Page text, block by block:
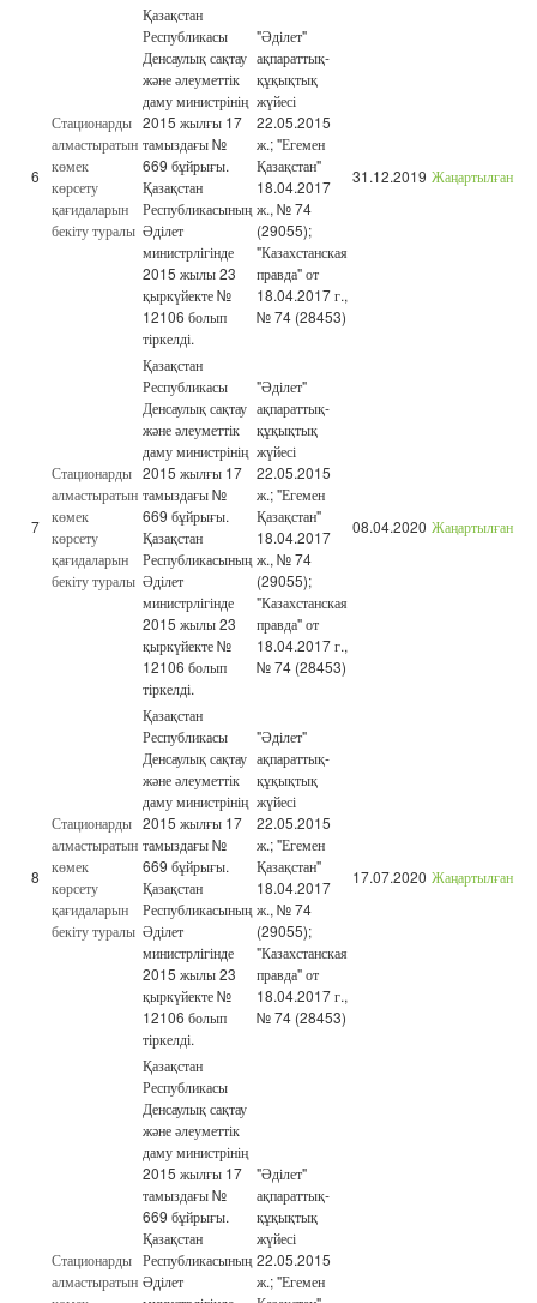
6
Стационарды
алмастыратын
көмек
көрсету
қағидаларын
бекіту туралы
Қазақстан
Республикасы
Денсаулық сақтау
және әлеуметтік
даму министрінің
2015 жылғы 17
тамыздағы №
669 бұйрығы.
Қазақстан
Республикасының
Әділет
министрлігінде
2015 жылы 23
қыркүйекте №
12106 болып
тіркелді.
"Әділет"
ақпараттық-
құқықтық
жүйесі
22.05.2015
ж.; "Егемен
Қазақстан"
18.04.2017
ж., № 74
(29055);
"Казахстанская
правда" от
18.04.2017 г.,
№ 74 (28453)
31.12.2019 Жаңартылған
7
Стационарды
алмастыратын
көмек
көрсету
қағидаларын
бекіту туралы
Қазақстан
Республикасы
Денсаулық сақтау
және әлеуметтік
даму министрінің
2015 жылғы 17
тамыздағы №
669 бұйрығы.
Қазақстан
Республикасының
Әділет
министрлігінде
2015 жылы 23
қыркүйекте №
12106 болып
тіркелді.
"Әділет"
ақпараттық-
құқықтық
жүйесі
22.05.2015
ж.; "Егемен
Қазақстан"
18.04.2017
ж., № 74
(29055);
"Казахстанская
правда" от
18.04.2017 г.,
№ 74 (28453)
08.04.2020 Жаңартылған
8
Стационарды
алмастыратын
көмек
көрсету
қағидаларын
бекіту туралы
Қазақстан
Республикасы
Денсаулық сақтау
және әлеуметтік
даму министрінің
2015 жылғы 17
тамыздағы №
669 бұйрығы.
Қазақстан
Республикасының
Әділет
министрлігінде
2015 жылы 23
қыркүйекте №
12106 болып
тіркелді.
"Әділет"
ақпараттық-
құқықтық
жүйесі
22.05.2015
ж.; "Егемен
Қазақстан"
18.04.2017
ж., № 74
(29055);
"Казахстанская
правда" от
18.04.2017 г.,
№ 74 (28453)
17.07.2020 Жаңартылған
Стационарды
алмастыратын
Қазақстан
Республикасы
Денсаулық сақтау
және әлеуметтік
даму министрінің
2015 жылғы 17
тамыздағы №
669 бұйрығы.
Қазақстан
Республикасының
Әділет
"Әділет"
ақпараттық-
құқықтық
жүйесі
22.05.2015
ж.; "Егемен